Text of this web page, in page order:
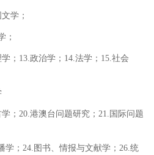
学；
；
；13.政治学；14.法学；15.社会
；20.港澳台问题研究；21.国际问题
学；24.图书、情报与文献学；26.统